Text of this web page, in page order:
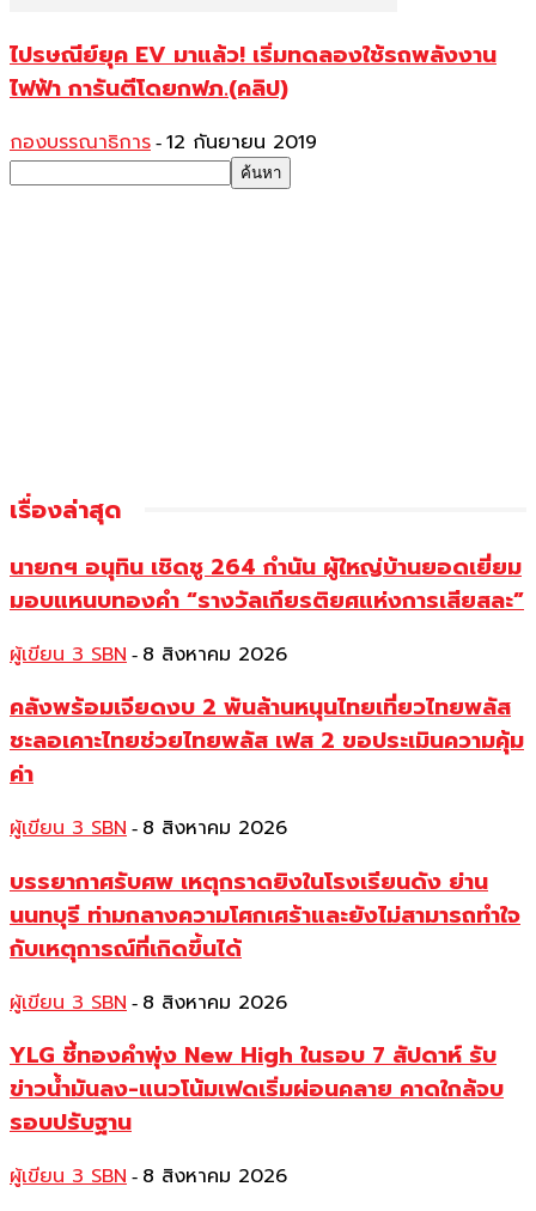
ไปรษณีย์ยุค EV มาแล้ว! เริ่มทดลองใช้รถพลังงาน
ไฟฟ้า การันตีโดยกฟภ.(คลิป)
กองบรรณาธิการ - 12 กันยายน 2019
เรื่องล่าสุด
นายกฯ อนุทิน เชิดชู 264 กำนัน ผู้ใหญ่บ้านยอดเยี่ยม
มอบแหนบทองคำ “รางวัลเกียรติยศแห่งการเสียสละ”
ผู้เขียน 3 SBN - 8 สิงหาคม 2026
คลังพร้อมเจียดงบ 2 พันล้านหนุนไทยเที่ยวไทยพลัส
ชะลอเคาะไทยช่วยไทยพลัส เฟส 2 ขอประเมินความคุ้ม
ค่า
ผู้เขียน 3 SBN - 8 สิงหาคม 2026
บรรยากาศรับศพ เหตุกราดยิงในโรงเรียนดัง ย่าน
นนทบุรี ท่ามกลางความโศกเศร้าและยังไม่สามารถทำใจ
กับเหตุการณ์ที่เกิดขึ้นได้
ผู้เขียน 3 SBN - 8 สิงหาคม 2026
YLG ชี้ทองคำพุ่ง New High ในรอบ 7 สัปดาห์ รับ
ข่าวน้ำมันลง-แนวโน้มเฟดเริ่มผ่อนคลาย คาดใกล้จบ
รอบปรับฐาน
ผู้เขียน 3 SBN - 8 สิงหาคม 2026